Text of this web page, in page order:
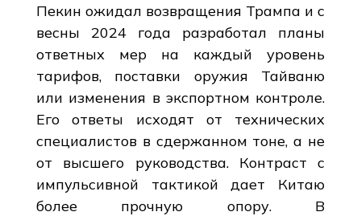
Пекин ожидал возвращения Трампа и с
весны 2024 года разработал планы
ответных мер на каждый уровень
тарифов, поставки оружия Тайваню
или изменения в экспортном контроле.
Его ответы исходят от технических
специалистов в сдержанном тоне, а не
от высшего руководства. Контраст с
импульсивной тактикой дает Китаю
более прочную опору. В